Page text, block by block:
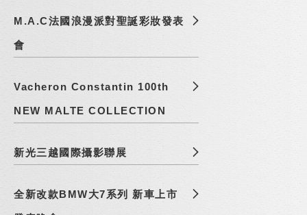
M.A.C法國浪漫派對聖誕彩妝發表
會
Vacheron Constantin 100th
NEW MALTE COLLECTION
新光三越國際攝影聯展
全新改款BMW大7系列 新車上市